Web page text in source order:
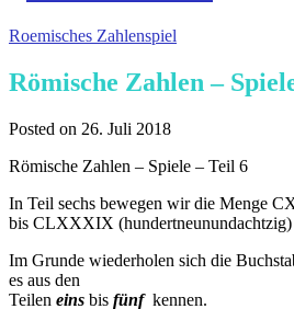
Roemisches Zahlenspiel
Römische Zahlen –
Posted on 26. Juli 2018
Römische Zahlen – Spiele – Teil 6
In Teil sechs bewegen wir die Menge
bis CLXXXIX (hundertneunundachtzig)
Im Grunde wiederholen sich die
es aus den
Teilen eins bis fünf kennen.